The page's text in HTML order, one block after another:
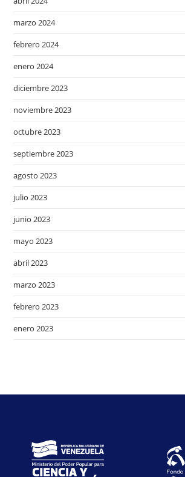
marzo 2024
febrero 2024
enero 2024
diciembre 2023
noviembre 2023
octubre 2023
septiembre 2023
agosto 2023
julio 2023
junio 2023
mayo 2023
abril 2023
marzo 2023
febrero 2023
enero 2023